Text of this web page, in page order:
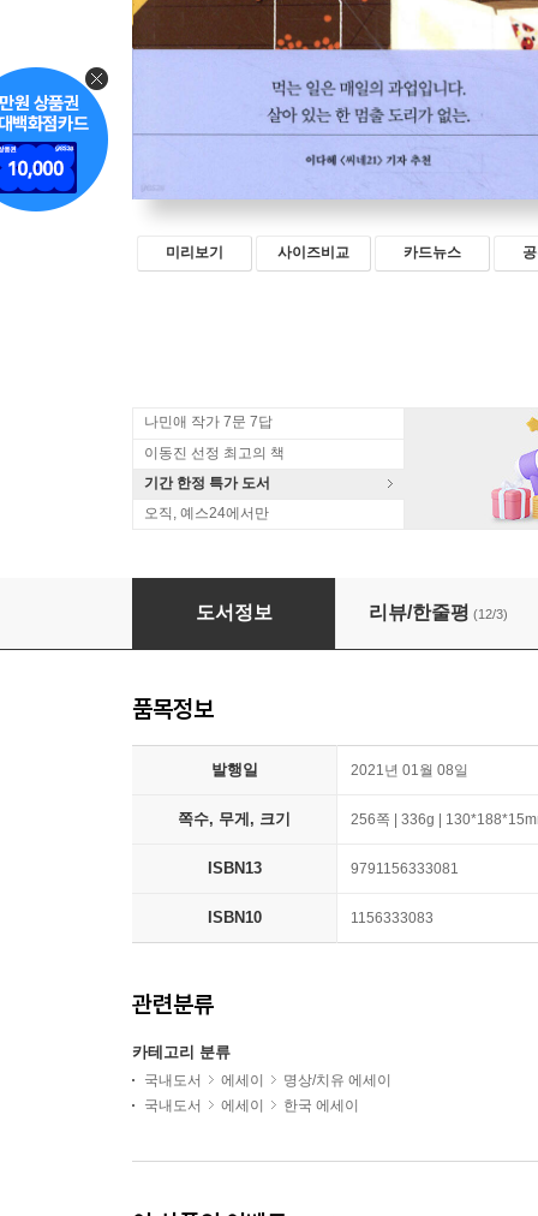
미리보기 사이즈비교 카드뉴스
나민애 작가 7문 7답
이동진 선정 최고의 책
기간 한정 특가 도서
오직, 예스24에서만
또, 먹어버렸습니다
도서정보 리뷰/한줄평 (12/3)
품목정보
발행일 2021년 01월 08일
쪽수, 무게, 크기 256쪽 | 336g |
ISBN13 9791156333081
ISBN10 1156333083
관련분류
카테고리 분류
국내도서 에세이
명상/치유 에세이
국내도서
에세이 한국 에세이